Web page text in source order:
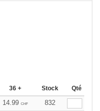
36 + Stock Qté
14.99 CHF
832